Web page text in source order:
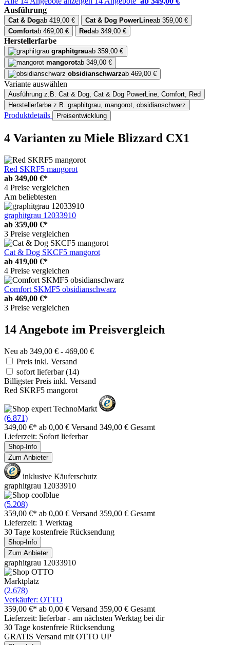
Ausführung
Cat & Dogab 419,00 € Cat & Dog PowerLineab 359,00 €
Comfortab 469,00 € Redab 349,00 €
Herstellerfarbe
graphitgrauab 359,00 €
mangorotab 349,00 €
obsidianschwarzab 469,00 €
Variante auswählen
Ausführung z.B. Cat & Dog, Cat & Dog PowerLine, Comfort, Red
Herstellerfarbe z.B. graphitgrau, mangorot, obsidianschwarz
Produktdetails Preisentwicklung
4 Varianten zu Miele Blizzard CX1
Red SKRF5 mangorot
ab 349,00 €*
4 Preise vergleichen
Am beliebtesten
graphitgrau 12033910
ab 359,00 €*
3 Preise vergleichen
Cat & Dog SKCF5 mangorot
ab 419,00 €*
4 Preise vergleichen
Comfort SKMF5 obsidianschwarz
ab 469,00 €*
3 Preise vergleichen
14 Angebote im Preisvergleich
Neu ab 349,00 € - 469,00 €
Preis inkl. Versand
sofort lieferbar(14)
Billigster Preis inkl. Versand
Red SKRF5 mangorot
(6.871)
349,00 €* ab 0,00 € Versand 349,00 € Gesamt
Lieferzeit: Sofort lieferbar
Shop-Info
Zum Anbieter
inklusive Käuferschutz
graphitgrau 12033910
(5.208)
359,00 €* ab 0,00 € Versand 359,00 € Gesamt
Lieferzeit: 1 Werktag
30 Tage kostenfreie Rücksendung
Shop-Info
Zum Anbieter
graphitgrau 12033910
Marktplatz
(2.678)
Verkäufer: OTTO
359,00 €* ab 0,00 € Versand 359,00 € Gesamt
Lieferzeit: lieferbar - am nächsten Werktag bei dir
30 Tage kostenfreie Rücksendung
GRATIS Versand mit OTTO UP